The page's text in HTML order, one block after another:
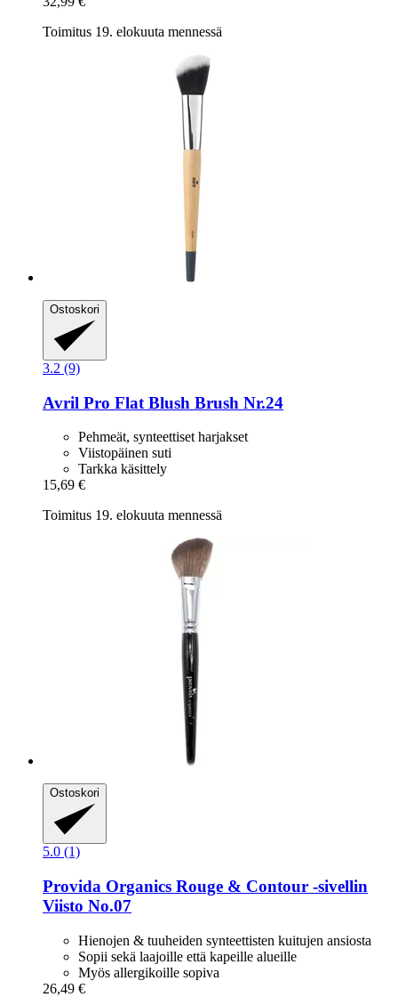
Toimitus 19. elokuuta mennessä
Ostoskori
3.2 (9)
Avril Pro Flat Blush Brush Nr.24
Pehmeät, synteettiset harjakset
Viistopäinen suti
Tarkka käsittely
15,69 €
Toimitus 19. elokuuta mennessä
Ostoskori
5.0 (1)
Provida Organics Rouge & Contour -​sivellin
Viisto No.07
Hienojen & tuuheiden synteettisten kuitujen ansiosta
Sopii sekä laajoille että kapeille alueille
Myös allergikoille sopiva
26,49 €